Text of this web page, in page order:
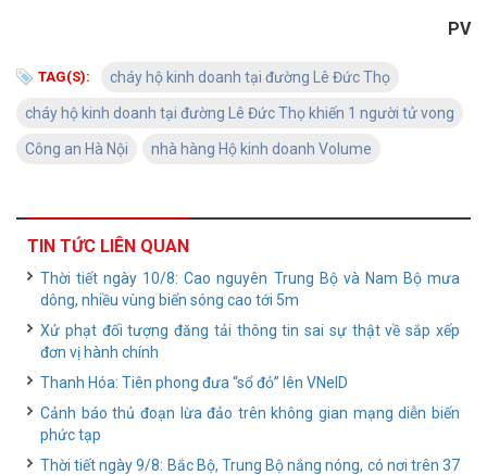
PV
TAG(S): cháy hộ kinh doanh tại đường Lê Đức Thọ
cháy hộ kinh doanh tại đường Lê Đức Thọ khiến 1 người tử vong
Công an Hà Nội nhà hàng Hộ kinh doanh Volume
TIN TỨC LIÊN QUAN
Thời tiết ngày 10/8: Cao nguyên Trung Bộ và Nam Bộ mưa
dông, nhiều vùng biển sóng cao tới 5m
Xử phạt đối tượng đăng tải thông tin sai sự thật về sắp xếp
đơn vị hành chính
Thanh Hóa: Tiên phong đưa “sổ đỏ” lên VNeID
Cảnh báo thủ đoạn lừa đảo trên không gian mạng diễn biến
phức tạp
Thời tiết ngày 9/8: Bắc Bộ, Trung Bộ nắng nóng, có nơi trên 37